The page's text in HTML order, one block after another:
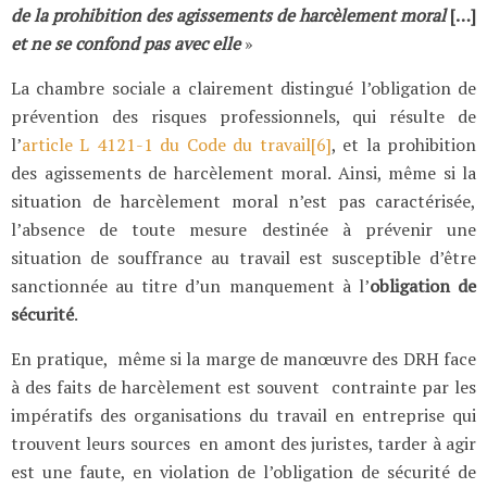
de la prohibition des agissements de harcèlement moral[…]
et ne se confond pas avec elle »
La chambre sociale a clairement distingué l’obligation de
prévention des risques professionnels, qui résulte de
l’article L 4121-1 du Code du travail[6], et la prohibition
des agissements de harcèlement moral. Ainsi, même si la
situation de harcèlement moral n’est pas caractérisée,
l’absence de toute mesure destinée à prévenir une
situation de souffrance au travail est susceptible d’être
sanctionnée au titre d’un manquement à l’obligation de
sécurité.
En pratique, même si la marge de manœuvre des DRH face
à des faits de harcèlement est souvent contrainte par les
impératifs des organisations du travail en entreprise qui
trouvent leurs sources en amont des juristes, tarder à agir
est une faute, en violation de l’obligation de sécurité de